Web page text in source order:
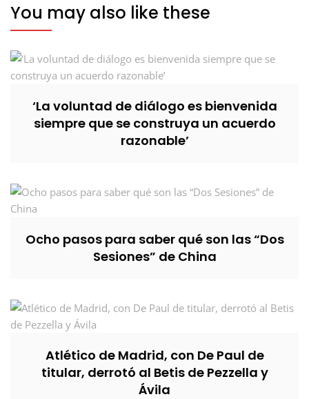
You may also like these
‘La voluntad de diálogo es bienvenida
siempre que se construya un acuerdo
razonable’
Ocho pasos para saber qué son las “Dos
Sesiones” de China
Atlético de Madrid, con De Paul de
titular, derrotó al Betis de Pezzella y
Ávila